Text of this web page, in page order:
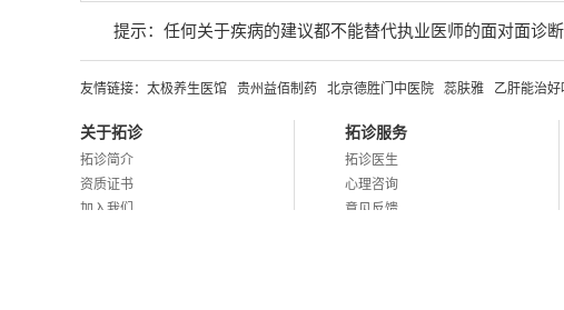
提示：任何关于疾病的建议都不能替代执业医师的面对面诊
友情链接： 太极养生医馆 贵州益佰制药 北京德胜门中医院 蕊肤雅 乙肝能治好
关于拓诊
拓诊简介
资质证书
加入我们
拓诊服务
拓诊医生
心理咨询
意见反馈